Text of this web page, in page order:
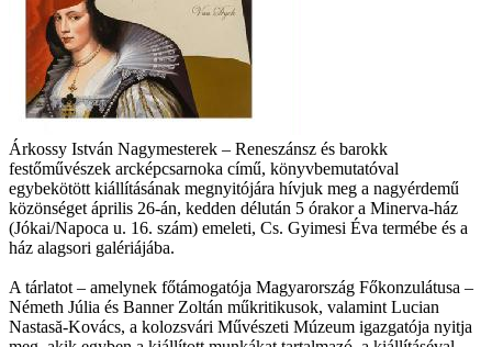
Árkossy István Nagymesterek – Reneszánsz és barokk
festőművészek arcképcsarnoka című, könyvbemutatóval
egybekötött kiállításának megnyitójára hívjuk meg a nagyérdemű
közönséget április 26-án, kedden délután 5 órakor a Minerva-ház
(Jókai/Napoca u. 16. szám) emeleti, Cs. Gyimesi Éva termébe és a
ház alagsori galériájába.
A tárlatot – amelynek főtámogatója Magyarország Főkonzulátusa –
Németh Júlia és Banner Zoltán műkritikusok, valamint Lucian
Nastasă-Kovács, a kolozsvári Művészeti Múzeum igazgatója nyitja